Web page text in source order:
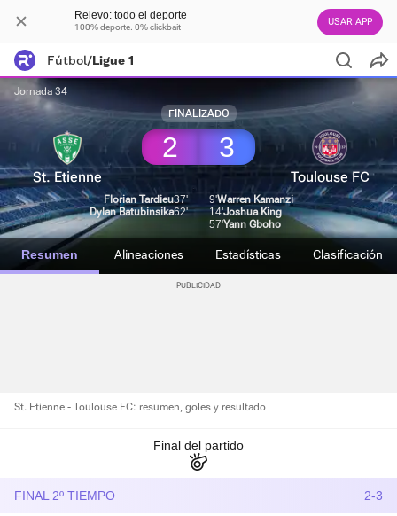
Relevo: todo el deporte
100% deporte. 0% clickbait USAR APP
Fútbol/Ligue 1
Jornada 34
FINALIZADO
St. Etienne
2 3
Toulouse FC
Florian Tardieu37'
Dylan Batubinsika62'
9'Warren Kamanzi
14'Joshua King
57'Yann Gboho
Resumen Alineaciones Estadísticas Clasificación
St. Etienne - Toulouse FC: resumen, goles y resultado
Final del partido
FINAL 2º TIEMPO 2-3